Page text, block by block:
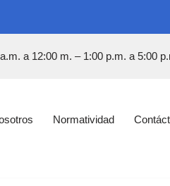
a 12:00 m. – 1:00 p.m. a 5:00
Normatividad